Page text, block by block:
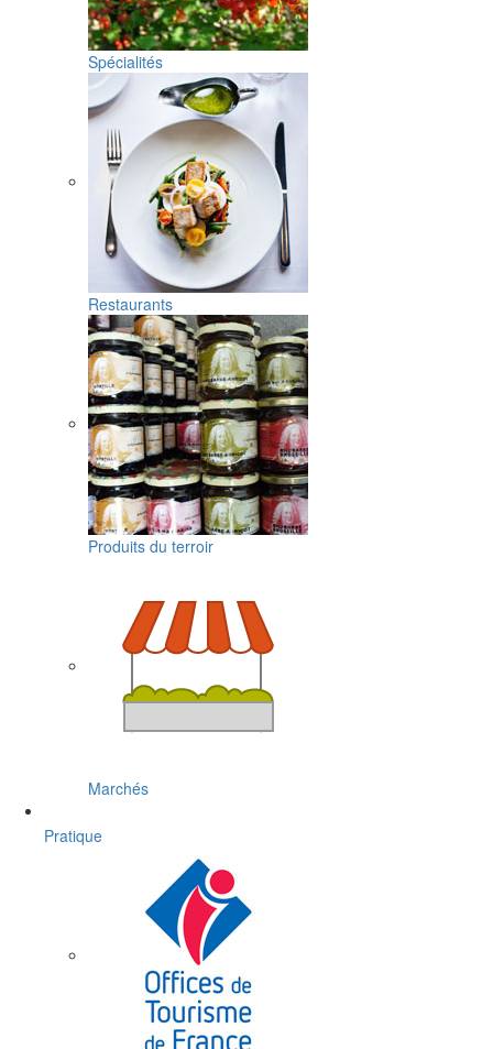
Spécialités
Restaurants
Produits du terroir
Marchés
Pratique